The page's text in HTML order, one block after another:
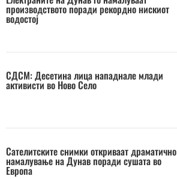
производството поради рекордно нискиот
водостој
СДСМ: Десетина лица нападнале млади
активисти во Ново Село
Сателитските снимки откриваат драматично
намалување на Дунав поради сушата во
Европа